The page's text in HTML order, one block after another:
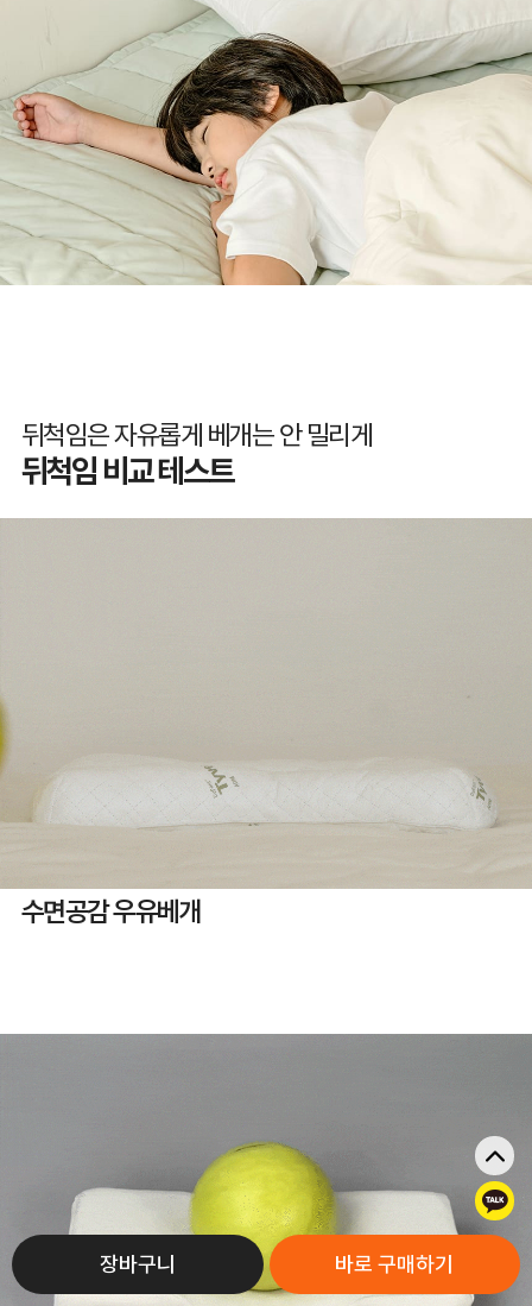
장바구니 바로 구매하기
뒤척임은 자유롭게 베개는 안 밀리게
뒤척임 비교 테스트
수면공감 우유베개